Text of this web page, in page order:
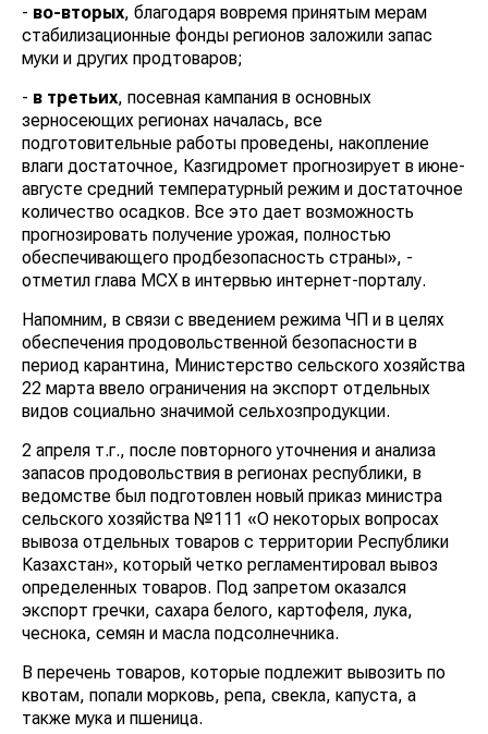
- во-вторых, благодаря вовремя принятым мерам
стабилизационные фонды регионов заложили запас
муки и других продтоваров;
- в третьих, посевная кампания в основных
зерносеющих регионах началась, все
подготовительные работы проведены, накопление
влаги достаточное, Казгидромет прогнозирует в июне-
августе средний температурный режим и достаточное
количество осадков. Все это дает возможность
прогнозировать получение урожая, полностью
обеспечивающего продбезопасность страны», -
отметил глава МСХ в интервью интернет-порталу.
Напомним, в связи с введением режима ЧП и в целях
обеспечения продовольственной безопасности в
период карантина, Министерство сельского хозяйства
22 марта ввело ограничения на экспорт отдельных
видов социально значимой сельхозпродукции.
2 апреля т.г., после повторного уточнения и анализа
запасов продовольствия в регионах республики, в
ведомстве был подготовлен новый приказ министра
сельского хозяйства №111 «О некоторых вопросах
вывоза отдельных товаров с территории Республики
Казахстан», который четко регламентировал вывоз
определенных товаров. Под запретом оказался
экспорт гречки, сахара белого, картофеля, лука,
чеснока, семян и масла подсолнечника.
В перечень товаров, которые подлежит вывозить по
квотам, попали морковь, репа, свекла, капуста, а
также мука и пшеница.